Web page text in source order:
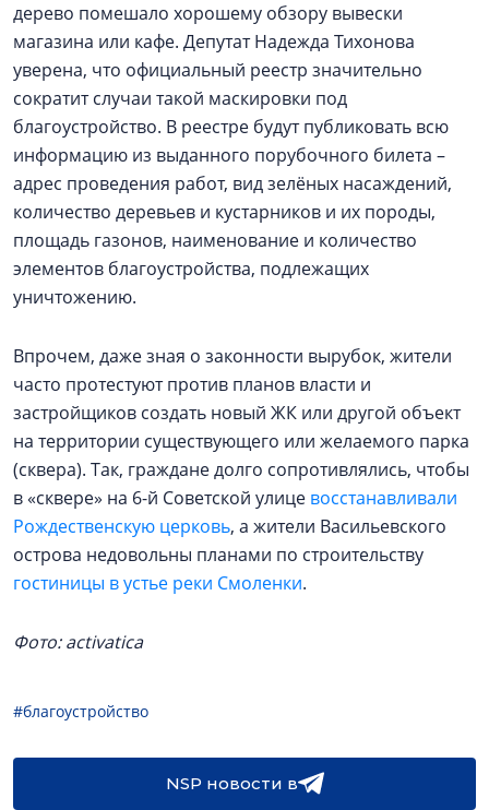
дерево помешало хорошему обзору вывески
магазина или кафе. Депутат Надежда Тихонова
уверена, что официальный реестр значительно
сократит случаи такой маскировки под
благоустройство. В реестре будут публиковать всю
информацию из выданного порубочного билета –
адрес проведения работ, вид зелёных насаждений,
количество деревьев и кустарников и их породы,
площадь газонов, наименование и количество
элементов благоустройства, подлежащих
уничтожению.
Впрочем, даже зная о законности вырубок, жители
часто протестуют против планов власти и
застройщиков создать новый ЖК или другой объект
на территории существующего или желаемого парка
(сквера). Так, граждане долго сопротивлялись, чтобы
в «сквере» на 6-й Советской улице восстанавливали
Рождественскую церковь, а жители Васильевского
острова недовольны планами по строительству
гостиницы в устье реки Смоленки.
Фото: activatica
#благоустройство
NSP новости в